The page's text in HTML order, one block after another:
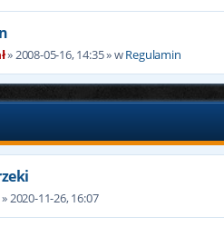
» 2008-05-16, 14:35 » wRegulamin
» 2020-11-26, 16:07